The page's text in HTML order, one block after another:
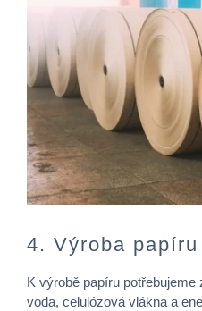
4. Výroba papíru
K výrobě papíru
voda, celulózová vlákna a